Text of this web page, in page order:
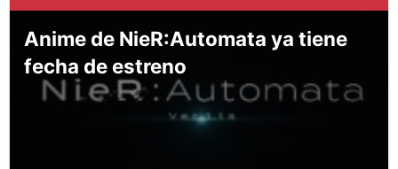
Anime de NieR:Automata ya tiene
fecha de estreno